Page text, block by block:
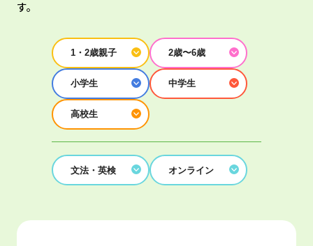
す。
1・2歳親子 2歳〜6歳
小学生 中学生
高校生
文法・英検 オンライン